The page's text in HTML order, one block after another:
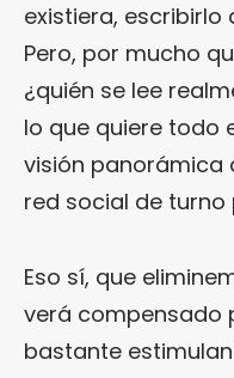
existiera,
Pero, por mucho
¿quién se lee
lo que quiere todo
visión panorámica
red social de
Eso sí, que
verá compensado
bastante